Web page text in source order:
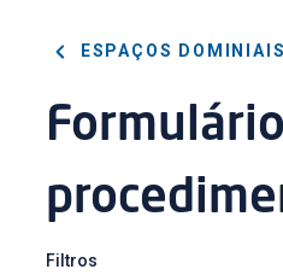
ESPAÇOS DOMINIAIS
Filtros